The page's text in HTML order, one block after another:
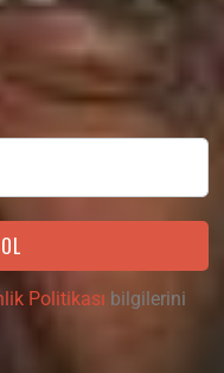
Politikası bilgilerini